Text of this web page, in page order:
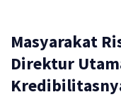
Masyarakat
Direktur